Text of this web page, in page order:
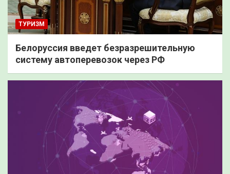
ТУРИЗМ
Белоруссия введет безразрешительную
систему автоперевозок через РФ